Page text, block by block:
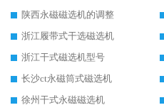
陕西永磁磁选机的调整
浙江履带式干选磁选机
浙江干式磁选机型号
长沙ct永磁筒式磁选机
徐州干式永磁磁选机